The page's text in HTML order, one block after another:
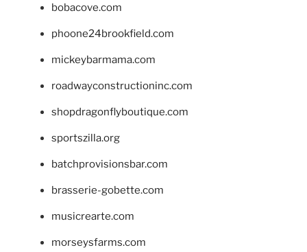
bobacove.com
phoone24brookfield.com
mickeybarmama.com
roadwayconstructioninc.com
shopdragonflyboutique.com
sportszilla.org
batchprovisionsbar.com
brasserie-gobette.com
musicrearte.com
morseysfarms.com